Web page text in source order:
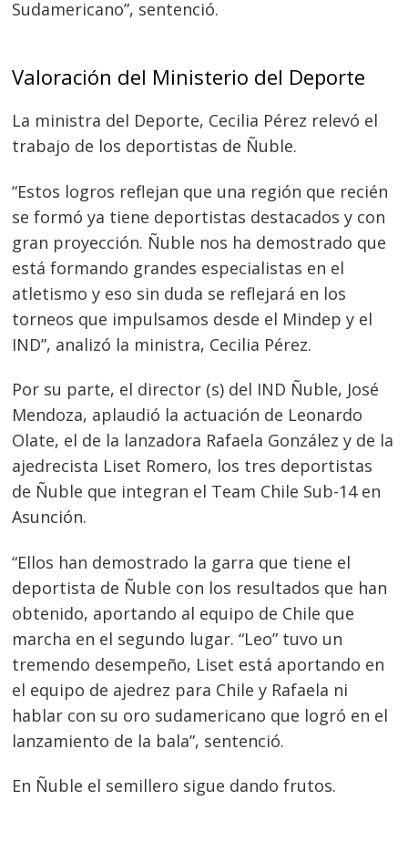
Sudamericano”, sentenció.
Valoración del Ministerio del Deporte
La ministra del Deporte, Cecilia Pérez relevó el
trabajo de los deportistas de Ñuble.
“Estos logros reflejan que una región que recién
se formó ya tiene deportistas destacados y con
gran proyección. Ñuble nos ha demostrado que
está formando grandes especialistas en el
atletismo y eso sin duda se reflejará en los
torneos que impulsamos desde el Mindep y el
IND”, analizó la ministra, Cecilia Pérez.
Por su parte, el director (s) del IND Ñuble, José
Mendoza, aplaudió la actuación de Leonardo
Olate, el de la lanzadora Rafaela González y de la
ajedrecista Liset Romero, los tres deportistas
de Ñuble que integran el Team Chile Sub-14 en
Asunción.
“Ellos han demostrado la garra que tiene el
deportista de Ñuble con los resultados que han
obtenido, aportando al equipo de Chile que
marcha en el segundo lugar. “Leo” tuvo un
tremendo desempeño, Liset está aportando en
el equipo de ajedrez para Chile y Rafaela ni
hablar con su oro sudamericano que logró en el
lanzamiento de la bala”, sentenció.
En Ñuble el semillero sigue dando frutos.
de
entradas